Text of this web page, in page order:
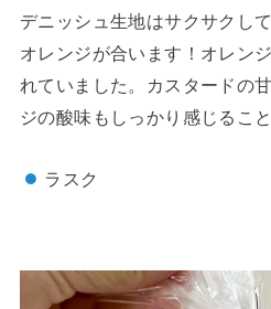
デニッシュ生地はサクサクし
オレンジが合います！オレン
れていました。カスタードの
ジの酸味もしっかり感じるこ
ラスク